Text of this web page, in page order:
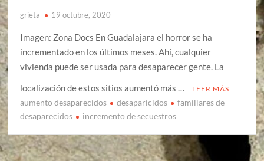
grieta 19 octubre, 2020
Imagen: Zona Docs En Guadalajara el horror se ha
incrementado en los últimos meses. Ahí, cualquier
vivienda puede ser usada para desaparecer gente. La
localización de estos sitios aumentó más …
LEER MÁS
aumento desaparecidos desaparicidos
familiares de
desaparecidos
incremento de secuestros